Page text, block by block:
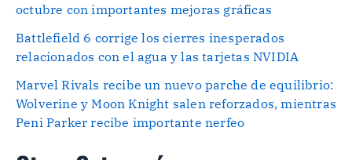
octubre con importantes mejoras gráficas
Battlefield 6 corrige los cierres inesperados
relacionados con el agua y las tarjetas NVIDIA
Marvel Rivals recibe un nuevo parche de equilibrio:
Wolverine y Moon Knight salen reforzados, mientras
Peni Parker recibe importante nerfeo